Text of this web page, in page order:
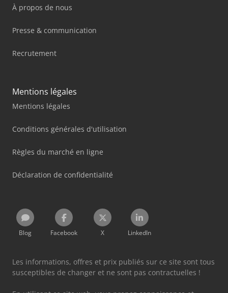
À propos de nous
Presse & communication
Recrutement
Mentions légales
Mentions légales
Conditions générales d'utilisation
Règles du marché en ligne
Déclaration de confidentialité
Blog Facebook X LinkedIn
Les informations, offres et prix publiés sur ce site sont tous
susceptibles de changer et ne sont pas contractuelles !